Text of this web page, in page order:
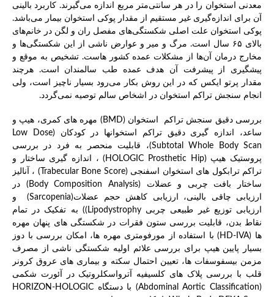
معدنی استخوان را در هر سانتی‌متر مربع اندازه می‌گیرند. کاربرد بالینی
آن برای اندازه‌گیری غیر مستقیم از مقدار پوکی استخوان بیمار می‌باشد.
پوکی استخوان علت اصلی شکستگی‌های مفصل ران و لگن در خانم‌های
بالای ۶۵ سال است. مرگ و میر و عوارض ناشی از این شکستگی‌ها و
مخارج درمان آن‌ها از مشکلات عمده کشور هاست. تشخیص به موقع و
پیشگیری از پیشرفت آن هدف عمده طب سالمندان است. هرچند
مقدار پرتو ایکس که در این روش بکار می‌رود بسیار ناچیز است، ولی
انجام سنجش تراکم استخوان در اشخاص سالم توصیه نمی‌گردد.
بررسی دقیق سنجش تراکم استخوان (BMD) مهره های کمری، هیپ و
ساعد، اندازه گیری دقیق تراکم استخوانها در کودکان (Low Dose
Subtotal Whole Body Scan)، قابلیت منحصر به فرد در بررسی
پروستیک هیپ (HOLOGIC Prosthetic Hip) ، اندازه گیری ساختار و
تراکم ترابکول های استخوان اسفنجی (Trabecular Bone Score) ، آنالیز
ساختار بافت چربی و عضلات (Body Composition Analysis) در
ارزیابی چاقی بالینی، ارزیابی کاهش حجم عضلات(Sarcopenia) و
ارزیابی توزیع غیر طبیعی چربی Lipodystrophy)) به تفکیک در تمام
نقاط بدن، قابلیت بررسی ستون فقرات در شکستگی های پنهان مهره
ها (HD-IVA) با استفاده از مورفومتری مهره ها، امکان بررسی با دوز
بسیار پایین هیپ برای بررسی علائم اولیه شکستگی ناشی از مصرف
مزمن بیسفوسفات ها، تعیین احتمال سکته و بیماری های عروق کرونر
قلب با بررسی پلاک های کلسیفیه آترواسکلروتیک در آئورت شکمی
(Abdominal Aortic Classification) با دستگاهHORIZON-HOLOGIC